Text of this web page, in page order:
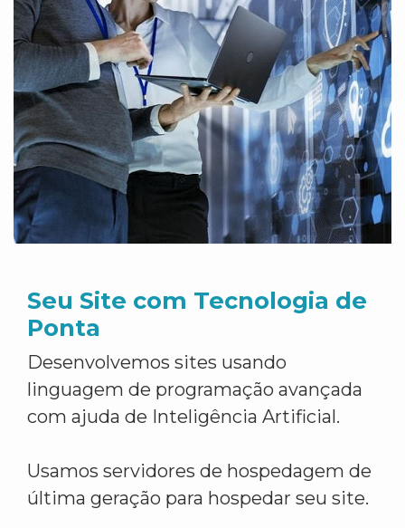
Seu Site com Tecnologia de
Ponta
Desenvolvemos sites usando
linguagem de programação avançada
com ajuda de Inteligência Artificial.
Usamos servidores de hospedagem de
última geração para hospedar seu site.